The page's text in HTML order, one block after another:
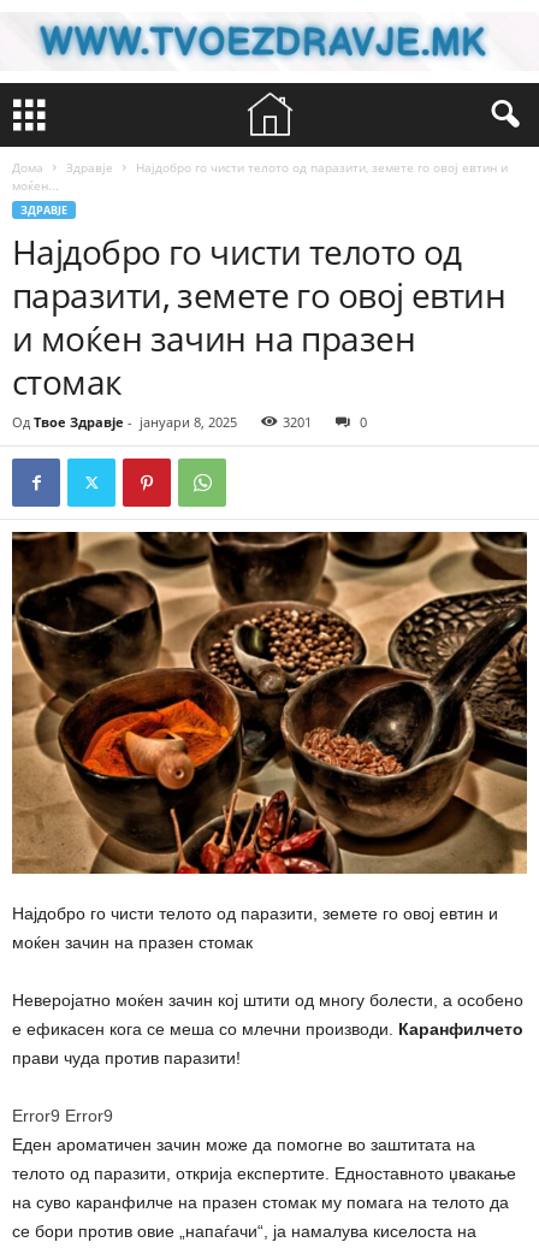
Дома Здравје
Најдобро го чисти телото од паразити, земете го овој евтин и
моќен...
ЗДРАВЈЕ
Најдобро го чисти телото од
паразити, земете го овој евтин
и моќен зачин на празен
стомак
Од Твое Здравје - јануари 8, 2025 3201 0
Најдобро го чисти телото од паразити, земете го овој евтин и
моќен зачин на празен стомак
Неверојатно моќен зачин кој штити од многу болести, а особено
е ефикасен кога се меша со млечни производи. Каранфилчето
прави чуда против паразити!
Error9 Error9
Еден ароматичен зачин може да помогне во заштитата на
телото од паразити, открија експертите. Едноставното џвакање
на суво каранфилче на празен стомак му помага на телото да
се бори против овие „напаѓачи“, ја намалува киселоста на